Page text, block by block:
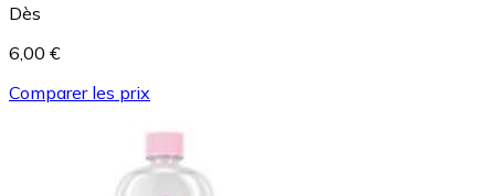
Dès
6,00 €
Comparer les prix